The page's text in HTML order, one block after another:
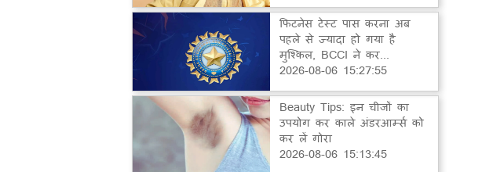
फिटनेस टेस्ट पास करना अब
पहले से ज्यादा हो गया है
मुश्किल, BCCI ने कर...
2026-08-06 15:27:55
Beauty Tips: इन चीजों का
उपयोग कर काले अंडरआर्म्स को
कर लें गोरा
2026-08-06 15:13:45